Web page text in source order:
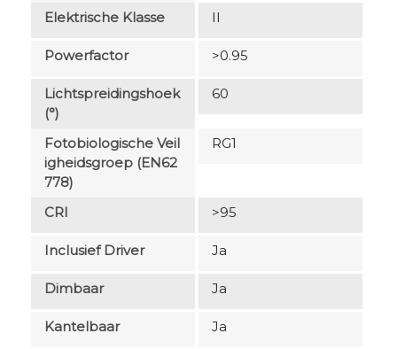
Elektrische Klasse II
Powerfactor >0.95
Lichtspreidingshoek
(°)
60
Fotobiologische Veil
Igheidsgroep (EN62
778)
RG1
CRI >95
Inclusief Driver Ja
Dimbaar Ja
Kantelbaar Ja